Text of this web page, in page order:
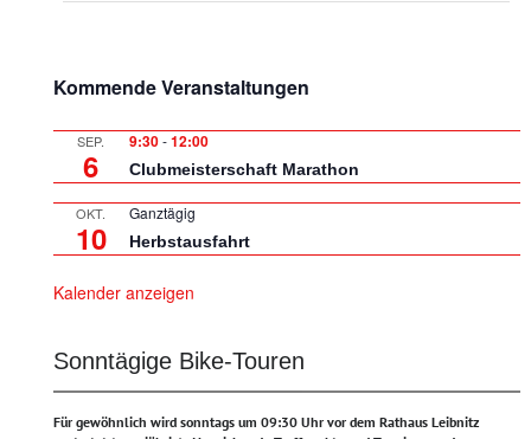
Kommende Veranstaltungen
SEP.
6
9:30-12:00
Clubmeisterschaft Marathon
OKT.
10
Ganztägig
Herbstausfahrt
Kalender anzeigen
Sonntägige Bike-Touren
Für gewöhnlich wird sonntags um 09:30 Uhr vor dem Rathaus Leibnitz